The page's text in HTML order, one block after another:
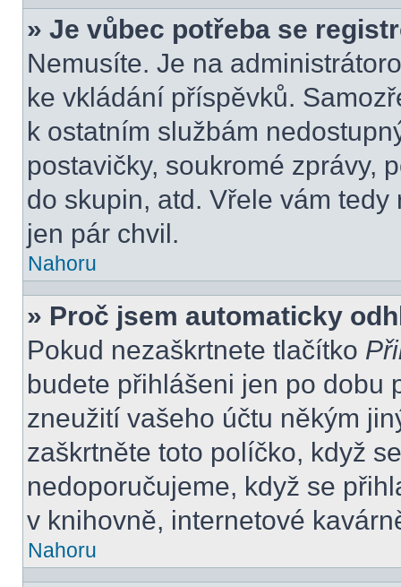
» Je vůbec potřeba se
Nemusíte. Je na
ke vkládání příspěvků.
k ostatním službám
postavičky, soukromé zprávy,
do skupin, atd. Vřele vám
jen pár chvil.
Nahoru
» Proč jsem automaticky
Pokud nezaškrtnete tlačítko
budete přihlášeni jen po dobu
zneužití vašeho účtu někým
zaškrtněte toto políčko, když
nedoporučujeme, když se
v knihovně, internetové
Nahoru